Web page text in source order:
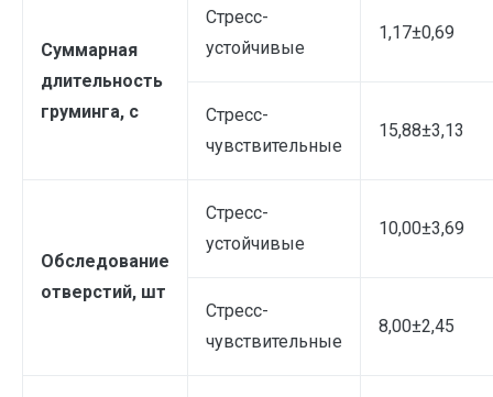
Суммарная
длительность
груминга, с
Стресс-
устойчивые
1,17±0,69
Стресс-
чувствительные
15,88±3,13
Обследование
отверстий, шт
Стресс-
устойчивые
10,00±3,69
Стресс-
чувствительные
8,00±2,45